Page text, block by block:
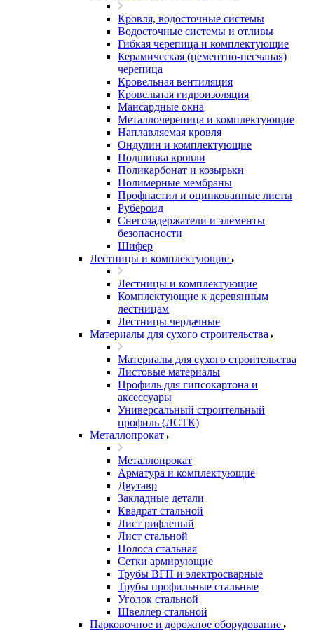
Кровля, водосточные системы
Водосточные системы и отливы
Гибкая черепица и комплектующие
Керамическая (цементно-песчаная)
черепица
Кровельная вентиляция
Кровельная гидроизоляция
Мансардные окна
Металлочерепица и комплектующие
Наплавляемая кровля
Ондулин и комплектующие
Подшивка кровли
Поликарбонат и козырьки
Полимерные мембраны
Профнастил и оцинкованные листы
Рубероид
Снегозадержатели и элементы
безопасности
Шифер
Лестницы и комплектующие
Лестницы и комплектующие
Комплектующие к деревянным
лестницам
Лестницы чердачные
Материалы для сухого строительства
Материалы для сухого строительства
Листовые материалы
Профиль для гипсокартона и
аксессуары
Универсальный строительный
профиль (ЛСТК)
Металлопрокат
Металлопрокат
Арматура и комплектующие
Двутавр
Закладные детали
Квадрат стальной
Лист рифленый
Лист стальной
Полоса стальная
Сетки армирующие
Трубы ВГП и электросварные
Трубы профильные стальные
Уголок стальной
Швеллер стальной
Парковочное и дорожное оборудование